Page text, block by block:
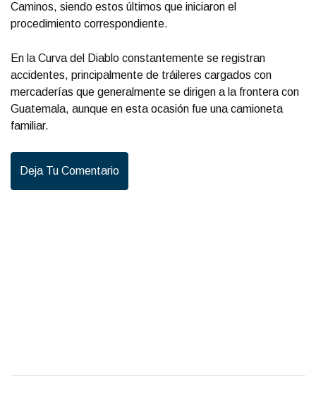
Caminos, siendo estos últimos que iniciaron el
procedimiento correspondiente.
En la Curva del Diablo constantemente se registran
accidentes, principalmente de tráileres cargados con
mercaderías que generalmente se dirigen a la frontera con
Guatemala, aunque en esta ocasión fue una camioneta
familiar.
Deja Tu Comentario